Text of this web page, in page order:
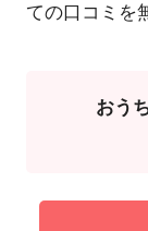
ての口コミを
おう